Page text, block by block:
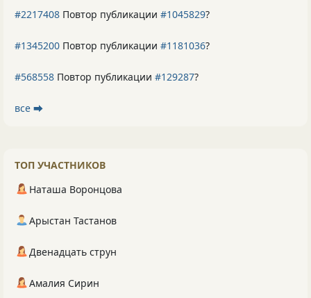
#2217408 Повтор публикации #1045829?
#1345200 Повтор публикации #1181036?
#568558 Повтор публикации #129287?
все ⮕
ТОП УЧАСТНИКОВ
Наташа Воронцова
Арыстан Тастанов
Двенадцать струн
Амалия Сирин